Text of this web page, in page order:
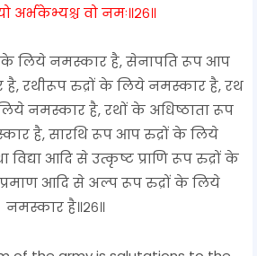
अर्भकेभ्यश्च वो नमः॥२६॥
के लिये नमस्कार है, सेनापति रूप आप
रथीरूप रुद्रों के लिये नमस्कार है, रथ
नमस्कार है, रथों के अधिष्ठाता रूप
है, सारथि रूप आप रुद्रों के लिये
आदि से उत्कृष्ट प्राणि रूप रुद्रों के
आदि से अल्प रूप रुद्रों के लिये
नमस्कार है॥२६॥